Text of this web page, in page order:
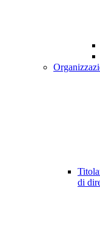
di